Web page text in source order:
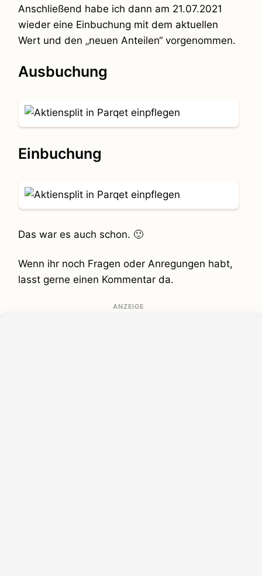
Anschließend habe ich dann am 21.07.2021
wieder eine Einbuchung mit dem aktuellen
Wert und den „neuen Anteilen“ vorgenommen.
Ausbuchung
Einbuchung
Das war es auch schon. 🙂
Wenn ihr noch Fragen oder Anregungen habt,
lasst gerne einen Kommentar da.
ANZEIGE